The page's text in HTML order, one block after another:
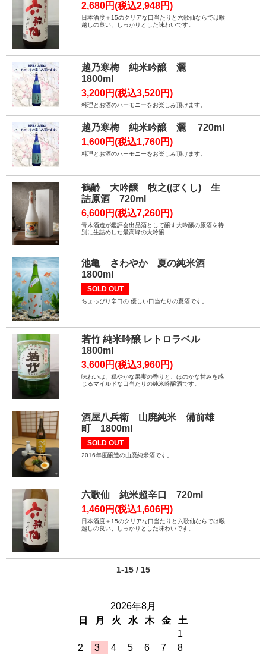
2,680円(税込2,948円)
日本酒度＋15のクリアな口当たりと六歌仙ならでは喉
越しの良い、しっかりとした味わいです。
越乃寒梅 純米吟醸 灑
1800ml
3,200円(税込3,520円)
料理とお酒のハーモニーをお楽しみ頂けます。
越乃寒梅 純米吟醸 灑 720ml
1,600円(税込1,760円)
料理とお酒のハーモニーをお楽しみ頂けます。
鶴齢 大吟醸 牧之(ぼくし) 生
詰原酒 720ml
6,600円(税込7,260円)
青木酒造が鑑評会出品酒として醸す大吟醸の原酒を特
別に生詰めした最高峰の大吟醸
池亀 さわやか 夏の純米酒
1800ml
SOLD OUT
ちょっぴり辛口の 優しい口当たりの夏酒です。
若竹 純米吟醸 レトロラベル
1800ml
3,600円(税込3,960円)
味わいは、穏やかな果実の香りと、ほのかな甘みを感
じるマイルドな口当たりの純米吟醸酒です。
酒屋八兵衛 山廃純米 備前雄
町 1800ml
SOLD OUT
2016年度醸造の山廃純米酒です。
六歌仙 純米超辛口 720ml
1,460円(税込1,606円)
日本酒度＋15のクリアな口当たりと六歌仙ならでは喉
越しの良い、しっかりとした味わいです。
1-15 / 15
2026年8月
日
月 火 水 木 金
土
1
2
3 4 5 6 7
8